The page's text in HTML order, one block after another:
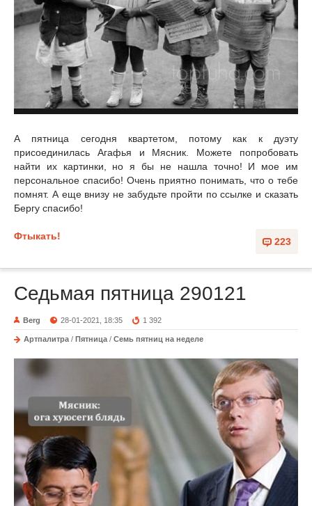
А пятница сегодня квартетом, потому как к дуэту
присоединилась Агафья и Мясник. Можете попробовать
найти их картинки, но я бы не нашла точно! И мое им
персональное спасибо! Очень приятно понимать, что о тебе
помнят. А еще внизу не забудьте пройти по ссылке и сказать
Бергу спасибо!
223
Фтыкать!
Седьмая пятница 290121
Berg 28-01-2021, 18:35 1 392
Артпалитра / Пятница / Семь пятниц на неделе